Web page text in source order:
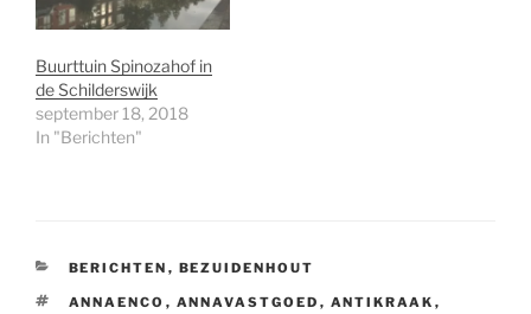
Buurttuin Spinozahof in
de Schilderswijk
september 18, 2018
In "Berichten"
CATEGORIEËN
BERICHTEN , BEZUIDENHOUT
TAGS
ANNAENCO , ANNAVASTGOED , ANTIKRAAK ,